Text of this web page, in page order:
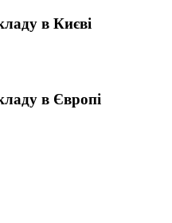
в Києві
в Європі